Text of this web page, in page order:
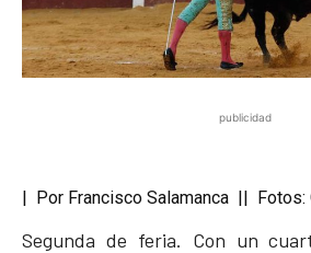
publicidad
| Por Francisco Salamanca || Fotos:
Segunda de feria. Con un